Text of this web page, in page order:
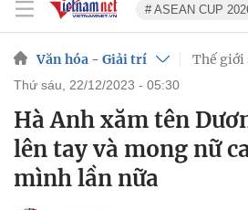
# ASEAN CUP
Văn hóa - Giải trí Thế giới
thứ sáu, 22/12/2023 - 05:30
Hà Anh xăm tên
lên tay và mong nữ
mình lần nữa